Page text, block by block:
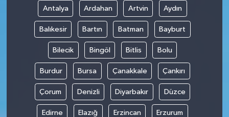
Antalya Ardahan Artvin Aydın
Balıkesir Bartın Batman Bayburt
Bilecik Bingöl Bitlis Bolu
Burdur Bursa Çanakkale Çankırı
Çorum Denizli Diyarbakır Düzce
Edirne Elazığ Erzincan Erzurum